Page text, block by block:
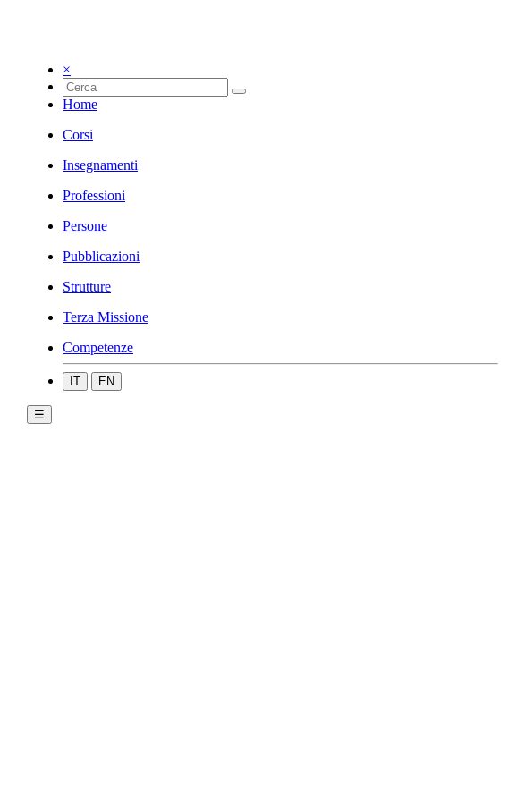
×
Home
Corsi
Insegnamenti
Professioni
Persone
Pubblicazioni
Strutture
Terza Missione
Competenze
IT EN
☰